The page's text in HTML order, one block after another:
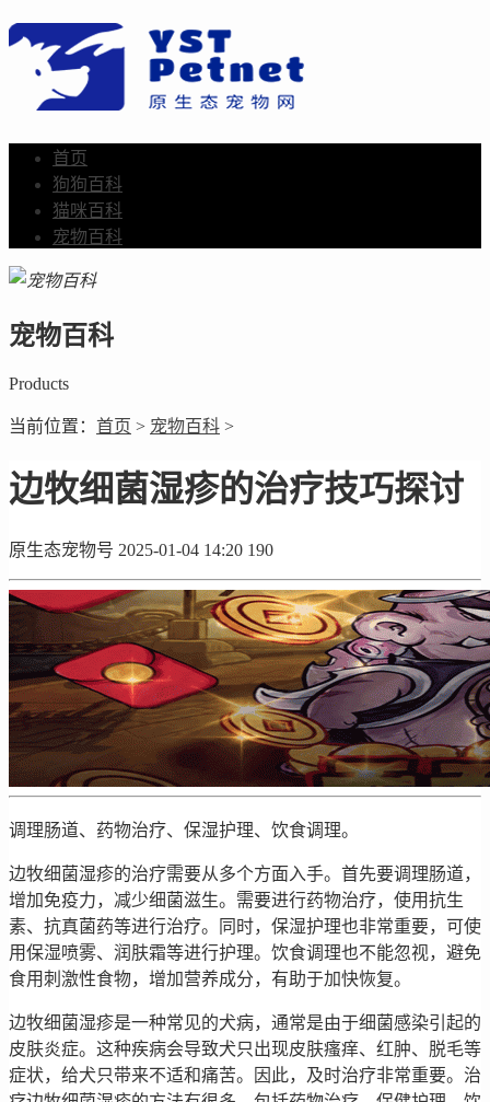
首页
狗狗百科
猫咪百科
宠物百科
宠物百科
Products
当前位置： 首页 > 宠物百科 >
边牧细菌湿疹的治疗技巧探讨
原生态宠物号 2025-01-04 14:20 190
调理肠道、药物治疗、保湿护理、饮食调理。
边牧细菌湿疹的治疗需要从多个方面入手。首先要调理肠道，
增加免疫力，减少细菌滋生。需要进行药物治疗，使用抗生
素、抗真菌药等进行治疗。同时，保湿护理也非常重要，可使
用保湿喷雾、润肤霜等进行护理。饮食调理也不能忽视，避免
食用刺激性食物，增加营养成分，有助于加快恢复。
边牧细菌湿疹是一种常见的犬病，通常是由于细菌感染引起的
皮肤炎症。这种疾病会导致犬只出现皮肤瘙痒、红肿、脱毛等
症状，给犬只带来不适和痛苦。因此，及时治疗非常重要。治